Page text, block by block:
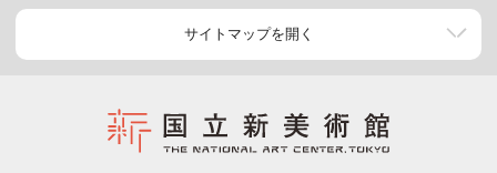
サイトマップを開く